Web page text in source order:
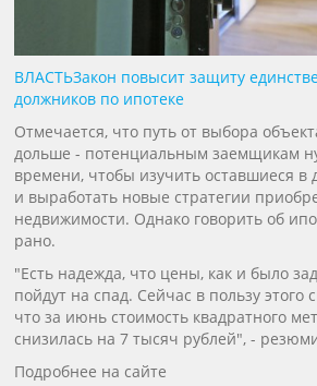
ВЛАСТЬЗакон повысит защиту
должников по ипотеке
Отмечается, что путь от выбора
дольше - потенциальным заемщикам
времени, чтобы изучить оставшиеся в
и выработать новые стратегии
недвижимости. Однако говорить об
рано.
"Есть надежда, что цены, как и было
пойдут на спад. Сейчас в пользу этого
что за июнь стоимость квадратного
снизилась на 7 тысяч рублей", -
Подробнее на сайте